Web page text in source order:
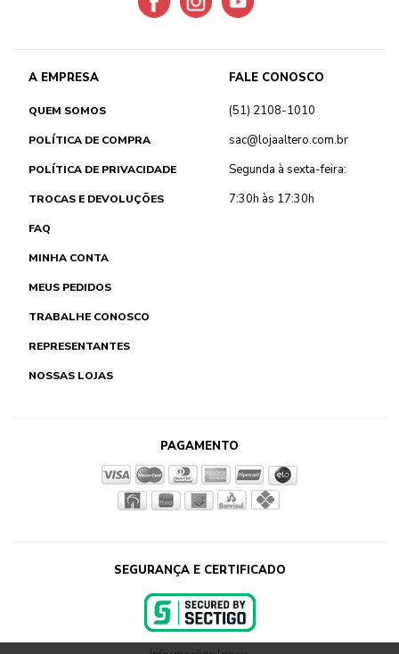
A EMPRESA
QUEM SOMOS
POLÍTICA DE COMPRA
POLÍTICA DE PRIVACIDADE
TROCAS E DEVOLUÇÕES
FAQ
MINHA CONTA
MEUS PEDIDOS
TRABALHE CONOSCO
REPRESENTANTES
NOSSAS LOJAS
FALE CONOSCO
(51) 2108-1010
sac@lojaaltero.com.br
Segunda à sexta-feira:
7:30h às 17:30h
PAGAMENTO
SEGURANÇA E CERTIFICADO